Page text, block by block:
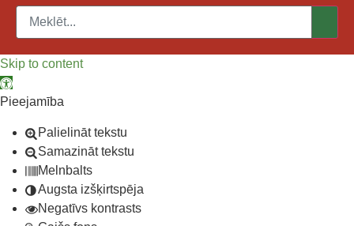
Skip to content
Open toolbar
Pieejamība
Palielināt tekstu
Samazināt tekstu
Melnbalts
Augsta izšķirtspēja
Negatīvs kontrasts